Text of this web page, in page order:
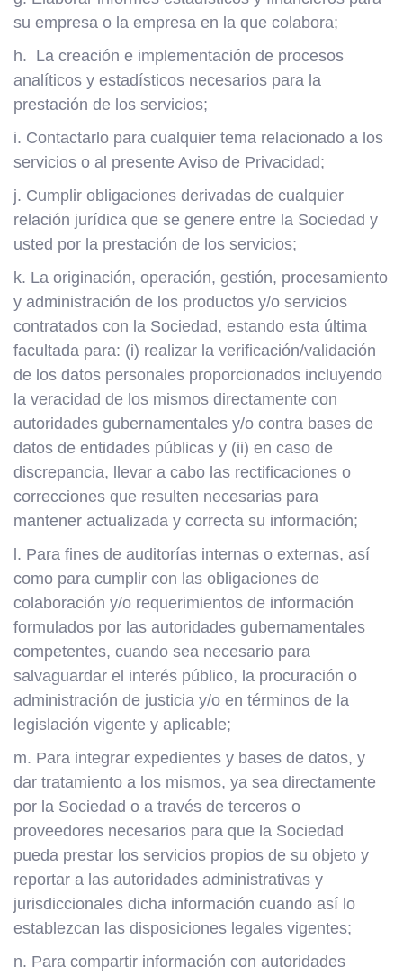
su empresa o la empresa en la que colabora;
h. La creación e implementación de procesos
analíticos y estadísticos necesarios para la
prestación de los servicios;
i. Contactarlo para cualquier tema relacionado a los
servicios o al presente Aviso de Privacidad;
j. Cumplir obligaciones derivadas de cualquier
relación jurídica que se genere entre la Sociedad y
usted por la prestación de los servicios;
k. La originación, operación, gestión, procesamiento
y administración de los productos y/o servicios
contratados con la Sociedad, estando esta última
facultada para: (i) realizar la verificación/validación
de los datos personales proporcionados incluyendo
la veracidad de los mismos directamente con
autoridades gubernamentales y/o contra bases de
datos de entidades públicas y (ii) en caso de
discrepancia, llevar a cabo las rectificaciones o
correcciones que resulten necesarias para
mantener actualizada y correcta su información;
l. Para fines de auditorías internas o externas, así
como para cumplir con las obligaciones de
colaboración y/o requerimientos de información
formulados por las autoridades gubernamentales
competentes, cuando sea necesario para
salvaguardar el interés público, la procuración o
administración de justicia y/o en términos de la
legislación vigente y aplicable;
m. Para integrar expedientes y bases de datos, y
dar tratamiento a los mismos, ya sea directamente
por la Sociedad o a través de terceros o
proveedores necesarios para que la Sociedad
pueda prestar los servicios propios de su objeto y
reportar a las autoridades administrativas y
jurisdiccionales dicha información cuando así lo
establezcan las disposiciones legales vigentes;
n. Para compartir información con autoridades